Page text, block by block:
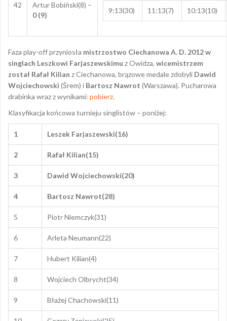
42
Artur Bobiński(8) –
0 (9)
9:13(30) 11:13(7) 10:13(10)
Faza play-off przyniosła mistrzostwo Ciechanowa A. D. 2012 w
singlach Leszkowi Farjaszewskimu z Owidza, wicemistrzem
został Rafał Kilian z Ciechanowa, brązowe medale zdobyli Dawid
Wojciechowski (Śrem) i Bartosz Nawrot (Warszawa). Pucharowa
drabinka wraz z wynikami: pobierz.
Klasyfikacja końcowa turnieju singlistów – poniżej:
1 Leszek Farjaszewski(16)
2 Rafał Kilian(15)
3 Dawid Wojciechowski(20)
4 Bartosz Nawrot(28)
5 Piotr Niemczyk(31)
6 Arleta Neumann(22)
7 Hubert Kilian(4)
8 Wojciech Olbrycht(34)
9 Błażej Chachowski(11)